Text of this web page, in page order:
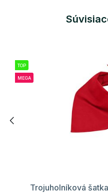
TOP
MEGA
Trojuholníková